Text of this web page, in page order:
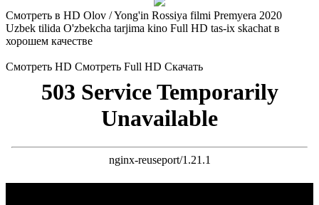
Смотреть в HD Olov / Yong'in Rossiya filmi Premyera 2020
Uzbek tilida O'zbekcha tarjima kino Full HD tas-ix skachat в
хорошем качестве
Смотреть HD Смотреть Full HD Скачать